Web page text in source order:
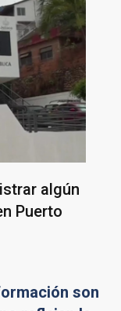
algún
Puerto
son